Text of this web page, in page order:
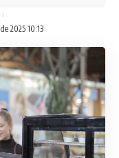
2025 10:13